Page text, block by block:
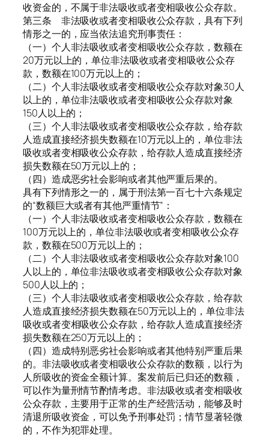
收资金的，不属于非法吸收或者变相吸收公众存款。
第三条 非法吸收或者变相吸收公众存款，具有下列
情形之一的，应当依法追究刑事责任：
（一）个人非法吸收或者变相吸收公众存款，数额在
20万元以上的，单位非法吸收或者变相吸收公众存
款，数额在100万元以上的；
（二）个人非法吸收或者变相吸收公众存款对象30人
以上的，单位非法吸收或者变相吸收公众存款对象
150人以上的；
（三）个人非法吸收或者变相吸收公众存款，给存款
人造成直接经济损失数额在10万元以上的，单位非法
吸收或者变相吸收公众存款，给存款人造成直接经济
损失数额在50万元以上的；
（四）造成恶劣社会影响或者其他严重后果的。
具有下列情形之一的，属于刑法第一百七十六条规定
的“数额巨大或者有其他严重情节”：
（一）个人非法吸收或者变相吸收公众存款，数额在
100万元以上的，单位非法吸收或者变相吸收公众存
款，数额在500万元以上的；
（二）个人非法吸收或者变相吸收公众存款对象100
人以上的，单位非法吸收或者变相吸收公众存款对象
500人以上的；
（三）个人非法吸收或者变相吸收公众存款，给存款
人造成直接经济损失数额在50万元以上的，单位非法
吸收或者变相吸收公众存款，给存款人造成直接经济
损失数额在250万元以上的；
（四）造成特别恶劣社会影响或者其他特别严重后果
的。非法吸收或者变相吸收公众存款的数额，以行为
人所吸收的资金全额计算。案发前后已归还的数额，
可以作为量刑情节酌情考虑。非法吸收或者变相吸收
公众存款，主要用于正常的生产经营活动，能够及时
清退所吸收资金，可以免予刑事处罚；情节显著轻微
的，不作为犯罪处理。